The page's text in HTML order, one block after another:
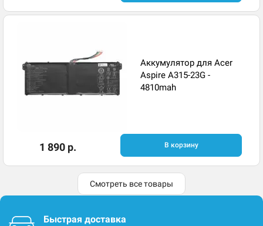
Аккумулятор для Acer
Aspire A315-23G -
4810mah
1 890 р. В корзину
Смотреть все товары
Быстрая доставка